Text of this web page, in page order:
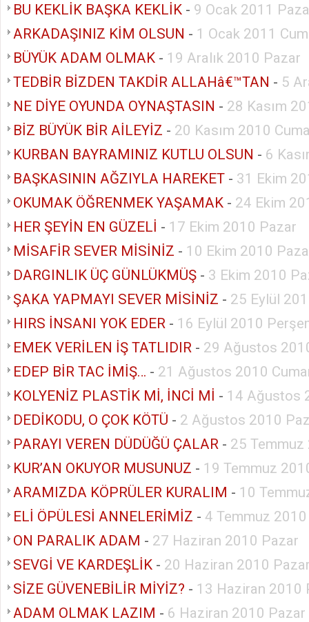
BU KEKLİK BAŞKA KEKLİK - 9 Ocak 2011
ARKADAŞINIZ KİM OLSUN - 1 Ocak 2011
BÜYÜK ADAM OLMAK - 19 Aralık 2010 Pazar
TEDBİR BİZDEN TAKDİR ALLAHâ€™TAN - 5
NE DİYE OYUNDA OYNAŞTASIN - 28 Kasım
BİZ BÜYÜK BİR AİLEYİZ - 20 Kasım 2010
KURBAN BAYRAMINIZ KUTLU OLSUN - 6
BAŞKASININ AĞZIYLA HAREKET - 31 Ekim
OKUMAK ÖĞRENMEK YAŞAMAK - 24 Ekim
HER ŞEYİN EN GÜZELİ - 17 Ekim 2010 Pazar
MİSAFİR SEVER MİSİNİZ - 10 Ekim 2010
DARGINLIK ÜÇ GÜNLÜKMÜŞ - 3 Ekim 2010
ŞAKA YAPMAYI SEVER MİSİNİZ - 25 Eylül
HIRS İNSANI YOK EDER - 16 Eylül 2010
EMEK VERİLEN İŞ TATLIDIR - 29 Ağustos
EDEP BİR TAC İMİŞ… - 21 Ağustos 2010
KOLYENİZ PLASTİK Mİ, İNCİ Mİ - 14 Ağustos
DEDİKODU, O ÇOK KÖTÜ - 2 Ağustos 2010
PARAYI VEREN DÜDÜĞÜ ÇALAR - 25
KUR’AN OKUYOR MUSUNUZ - 19 Temmuz
ARAMIZDA KÖPRÜLER KURALIM - 10
ELİ ÖPÜLESİ ANNELERİMİZ - 4 Temmuz
ON PARALIK ADAM - 27 Haziran 2010 Pazar
SEVGİ VE KARDEŞLİK - 20 Haziran 2010
SİZE GÜVENEBİLİR MİYİZ? - 13 Haziran 2010
ADAM OLMAK LAZIM - 6 Haziran 2010 Pazar